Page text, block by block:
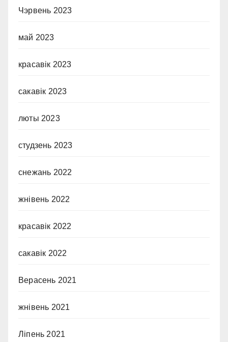
Чэрвень 2023
май 2023
красавік 2023
сакавік 2023
люты 2023
студзень 2023
снежань 2022
жнівень 2022
красавік 2022
сакавік 2022
Верасень 2021
жнівень 2021
Ліпень 2021